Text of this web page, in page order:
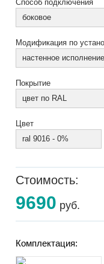
Способ подключения
боковое
Модификация по
настенное исполнение
Покрытие
цвет по RAL
Цвет
ral 9016 - 0%
Стоимость:
9690 руб.
Комплектация: